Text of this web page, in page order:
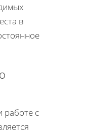
в
работе с